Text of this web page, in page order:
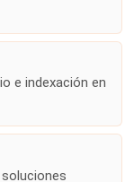
e indexación en